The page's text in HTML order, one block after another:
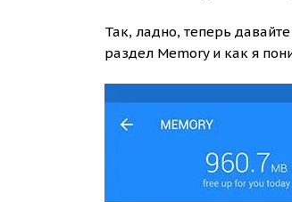
Так, ладно, теперь
раздел Memory и как я